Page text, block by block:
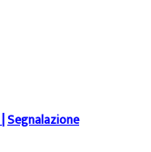
|Segnalazione